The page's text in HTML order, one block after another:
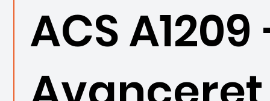
ACS A1209